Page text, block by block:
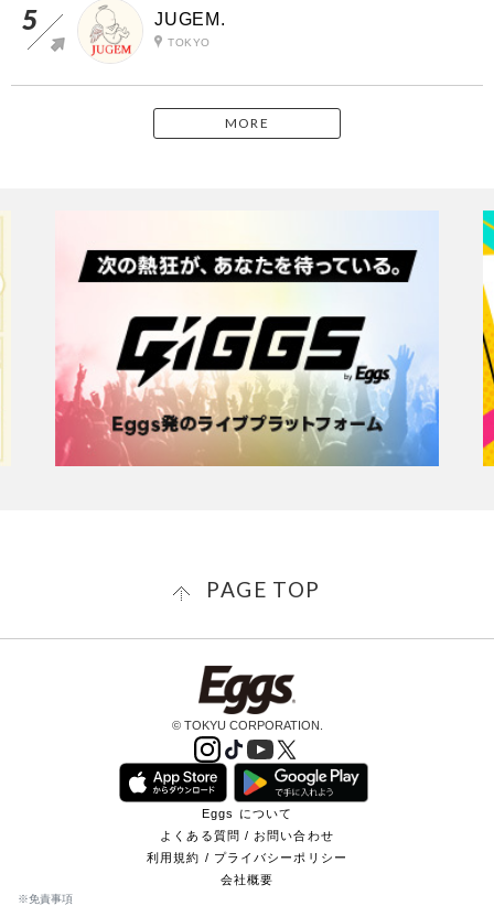
JUGEM.
TOKYO
MORE
PAGE TOP
© TOKYU CORPORATION.
Eggs について
よくある質問 / お問い合わせ
利用規約 / プライバシーポリシー
会社概要
※免責事項